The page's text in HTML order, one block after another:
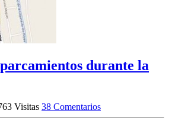
durante la
Visitas 38 Comentarios